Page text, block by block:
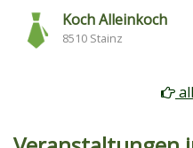
Koch Alleinkoch
8510 Stainz